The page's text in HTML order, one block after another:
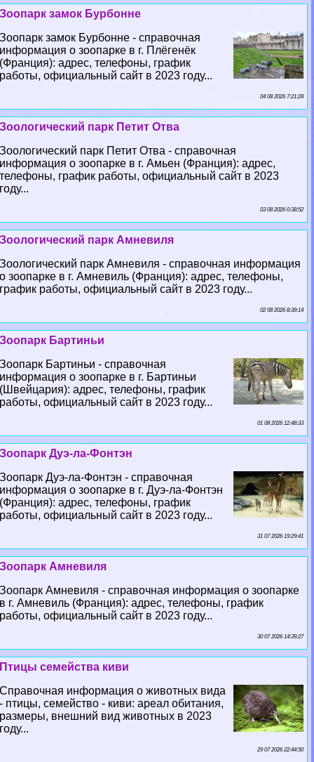
Зоопарк замок Бурбонне
Зоопарк замок Бурбонне - справочная
информация о зоопарке в г. Плёгенёк
(Франция): адрес, телефоны, график
работы, официальный сайт в 2023 году...
04 08 2026 7:21:28
Зоологический парк Петит Отва
Зоологический парк Петит Отва - справочная
информация о зоопарке в г. Амьен (Франция): адрес,
телефоны, график работы, официальный сайт в 2023
году...
03 08 2026 0:38:52
Зоологический парк Амневиля
Зоологический парк Амневиля - справочная информация
о зоопарке в г. Амневиль (Франция): адрес, телефоны,
график работы, официальный сайт в 2023 году...
02 08 2026 8:39:14
Зоопарк Бартиньи
Зоопарк Бартиньи - справочная
информация о зоопарке в г. Бартиньи
(Швейцария): адрес, телефоны, график
работы, официальный сайт в 2023 году...
01 08 2026 12:48:33
Зоопарк Дуэ-ла-Фонтэн
Зоопарк Дуэ-ла-Фонтэн - справочная
информация о зоопарке в г. Дуэ-ла-Фонтэн
(Франция): адрес, телефоны, график
работы, официальный сайт в 2023 году...
31 07 2026 19:29:41
Зоопарк Амневиля
Зоопарк Амневиля - справочная информация о зоопарке
в г. Амневиль (Франция): адрес, телефоны, график
работы, официальный сайт в 2023 году...
30 07 2026 14:39:27
Птицы семейства киви
Справочная информация о животных вида
- птицы, семейство - киви: ареал обитания,
размеры, внешний вид животных в 2023
году...
29 07 2026 22:44:50